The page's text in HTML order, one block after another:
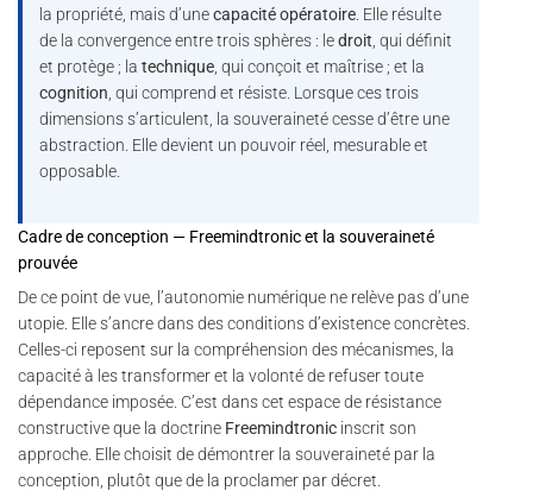
la propriété, mais d’unecapacité opératoire. Elle résulte
de la convergence entre trois sphères : ledroit, qui définit
et protège ; latechnique, qui conçoit et maîtrise ; et la
cognition, qui comprend et résiste. Lorsque ces trois
dimensions s’articulent, la souveraineté cesse d’être une
abstraction. Elle devient un pouvoir réel, mesurable et
opposable.
Cadre de conception — Freemindtronic et la souveraineté
prouvée
De ce point de vue, l’autonomie numérique ne relève pas d’une
utopie. Elle s’ancre dans des conditions d’existence concrètes.
Celles-ci reposent sur la compréhension des mécanismes, la
capacité à les transformer et la volonté de refuser toute
dépendance imposée. C’est dans cet espace de résistance
constructive que la doctrine Freemindtronic inscrit son
approche. Elle choisit de démontrer la souveraineté par la
conception, plutôt que de la proclamer par décret.